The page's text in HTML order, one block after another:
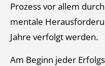
Prozess vor allem
mentale
Jahre verfolgt werden.
Am Beginn jeder